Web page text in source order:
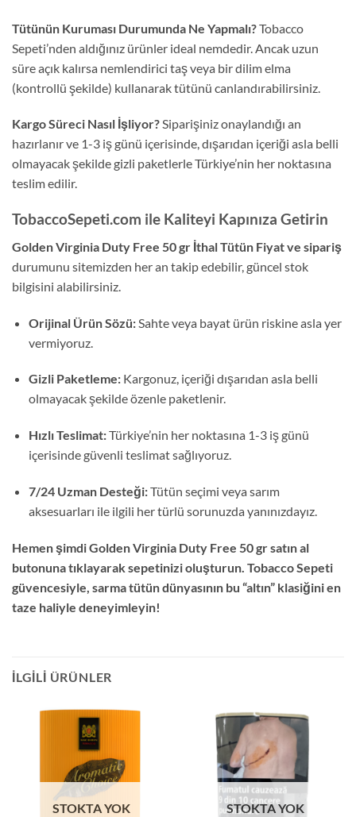
Tütünün Kuruması Durumunda Ne Yapmalı?Tobacco
Sepeti’nden aldığınız ürünler ideal nemdedir. Ancak uzun
süre açık kalırsa nemlendirici taş veya bir dilim elma
(kontrollü şekilde) kullanarak tütünü canlandırabilirsiniz.
Kargo Süreci Nasıl İşliyor?Siparişiniz onaylandığı an
hazırlanır ve 1-3 iş günü içerisinde, dışarıdan içeriği asla belli
olmayacak şekilde gizli paketlerle Türkiye’nin her noktasına
teslim edilir.
TobaccoSepeti.com ile Kaliteyi Kapınıza Getirin
Golden Virginia Duty Free 50 gr İthal Tütün Fiyat ve sipariş
durumunu sitemizden her an takip edebilir, güncel stok
bilgisini alabilirsiniz.
Orijinal Ürün Sözü:Sahte veya bayat ürün riskine asla yer
vermiyoruz.
Gizli Paketleme:Kargonuz, içeriği dışarıdan asla belli
olmayacak şekilde özenle paketlenir.
Hızlı Teslimat:Türkiye’nin her noktasına 1-3 iş günü
içerisinde güvenli teslimat sağlıyoruz.
7/24 Uzman Desteği:Tütün seçimi veya sarım
aksesuarları ile ilgili her türlü sorunuzda yanınızdayız.
Hemen şimdi Golden Virginia Duty Free 50 gr satın al
butonuna tıklayarak sepetinizi oluşturun. Tobacco Sepeti
güvencesiyle, sarma tütün dünyasının bu “altın” klasiğini en
taze haliyle deneyimleyin!
İLGILI ÜRÜNLER
STOKTA YOK STOKTA YOK